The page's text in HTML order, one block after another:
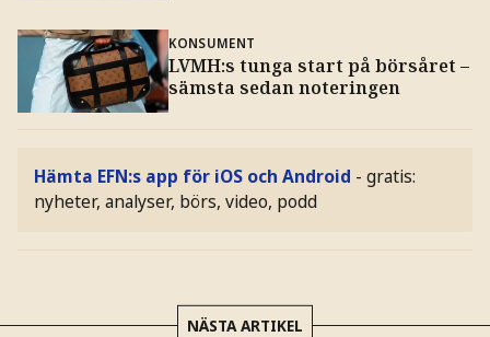
KONSUMENT
LVMH:s tunga start på börsåret –
sämsta sedan noteringen
Hämta EFN:s app för iOS och Android - gratis:
nyheter, analyser, börs, video, podd
NÄSTA ARTIKEL